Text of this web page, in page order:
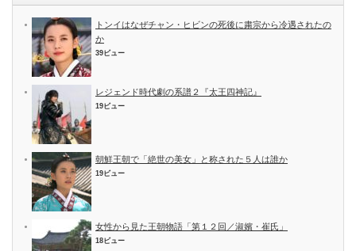
トンイはなぜチャン・ヒビンの死後に粛宗から冷遇されたの
か
39ビュー
レジェンド時代劇の系譜２『太王四神記』
19ビュー
朝鮮王朝で「絶世の美女」と称された５人は誰か
19ビュー
女性から見た王朝物語「第１２回／淑嬪・崔氏」
18ビュー